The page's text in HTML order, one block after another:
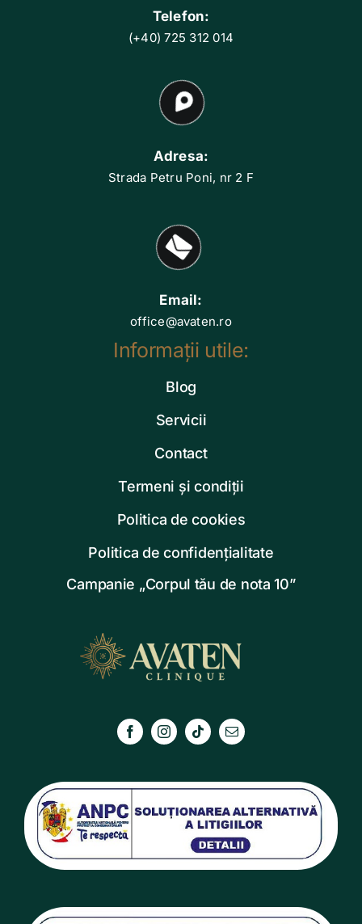
Telefon:
(+40) 725 312 014
Adresa:
Strada Petru Poni, nr 2 F
Email:
office@avaten.ro
Informații utile:
Blog
Servicii
Contact
Termeni și condiții
Politica de cookies
Politica de confidențialitate
Campanie „Corpul tău de nota 10”